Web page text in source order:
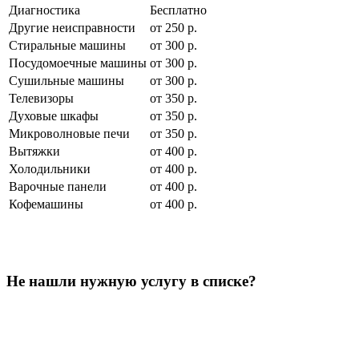
Диагностика
Бесплатно
Другие неисправности
от 250 р.
Стиральные машины
от 300 р.
Посудомоечные машины от 300 р.
Сушильные машины
от 300 р.
Телевизоры
от 350 р.
Духовые шкафы
от 350 р.
Микроволновые печи
от 350 р.
Вытяжки
от 400 р.
Холодильники
от 400 р.
Варочные панели
от 400 р.
Кофемашины
от 400 р.
Не нашли нужную услугу в списке?